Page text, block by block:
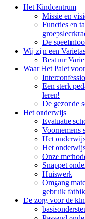
Het Kindcentrum
Missie en
Functies en
De
Wij zijn een
Bestuur
Waar Het Palet
Een sterk
leren!
De gezonde
Het onderwijs
Evaluatie
Voornemens
Het
Het
Onze
Snappet
Huiswerk
Omgang
gebruik
De zorg voor de